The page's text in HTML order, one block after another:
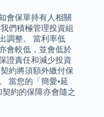
會保單持有人相關
們積極管理投資組
調整。 當利率低
會較低，並會低於
證責任和減少投資
約將須額外繳付保
當您的「簡愛•延
約的保障亦會隨之